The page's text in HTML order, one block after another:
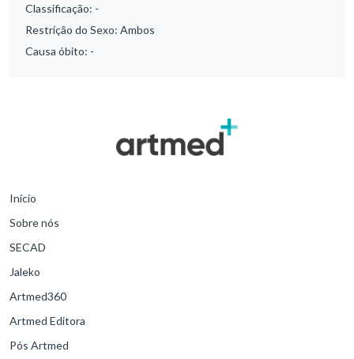
Classificação: -
Restrição do Sexo: Ambos
Causa óbito: -
Início
Sobre nós
SECAD
Jaleko
Artmed360
Artmed Editora
Pós Artmed